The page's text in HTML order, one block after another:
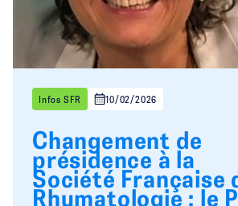
Infos SFR 10/02/2026
Changement de
présidence à la
Société Française
Rhumatologie : le